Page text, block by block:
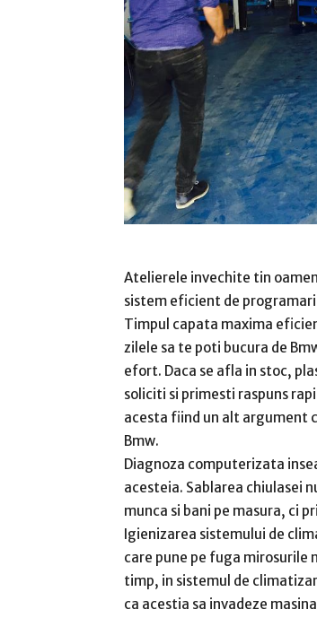
Atelierele invechite tin
sistem eficient de
Timpul capata maxima
zilele sa te poti bucura de
efort. Daca se afla in stoc,
soliciti si primesti raspuns
acesta fiind un alt argument
Bmw.
Diagnoza computerizata
acesteia. Sablarea chiulasei
munca si bani pe masura, ci
Igienizarea sistemului de
care pune pe fuga mirosurile
timp, in sistemul de
ca acestia sa invadeze